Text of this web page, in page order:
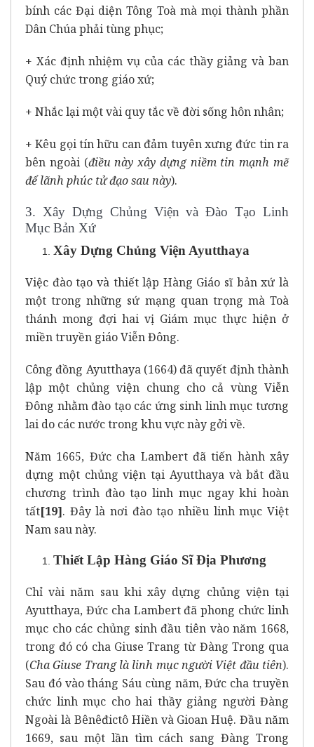
bính các Đại diện Tông Toà mà mọi thành phần
Dân Chúa phải tùng phục;
+ Xác định nhiệm vụ của các thầy giảng và ban
Quý chức trong giáo xứ;
+ Nhắc lại một vài quy tắc về đời sống hôn nhân;
+ Kêu gọi tín hữu can đảm tuyên xưng đức tin ra
bên ngoài (điều này xây dựng niềm tin mạnh mẽ
để lãnh phúc tử đạo sau này).
3. Xây Dựng Chủng Viện và Đào Tạo Linh
Mục Bản Xứ
Xây Dựng Chủng Viện Ayutthaya
Việc đào tạo và thiết lập Hàng Giáo sĩ bản xứ là
một trong những sứ mạng quan trọng mà Toà
thánh mong đợi hai vị Giám mục thực hiện ở
miền truyền giáo Viễn Đông.
Công đồng Ayutthaya (1664) đã quyết định thành
lập một chủng viện chung cho cả vùng Viễn
Đông nhằm đào tạo các ứng sinh linh mục tương
lai do các nước trong khu vực này gởi về.
Năm 1665, Đức cha Lambert đã tiến hành xây
dựng một chủng viện tại Ayutthaya và bắt đầu
chương trình đào tạo linh mục ngay khi hoàn
tất[19]. Đây là nơi đào tạo nhiều linh mục Việt
Nam sau này.
Thiết Lập Hàng Giáo Sĩ Địa Phương
Chỉ vài năm sau khi xây dựng chủng viện tại
Ayutthaya, Đức cha Lambert đã phong chức linh
mục cho các chủng sinh đầu tiên vào năm 1668,
trong đó có cha Giuse Trang từ Đàng Trong qua
(Cha Giuse Trang là linh mục người Việt đầu tiên).
Sau đó vào tháng Sáu cùng năm, Đức cha truyền
chức linh mục cho hai thầy giảng người Đàng
Ngoài là Bênêđictô Hiền và Gioan Huệ. Đầu năm
1669, sau một lần tìm cách sang Đàng Trong